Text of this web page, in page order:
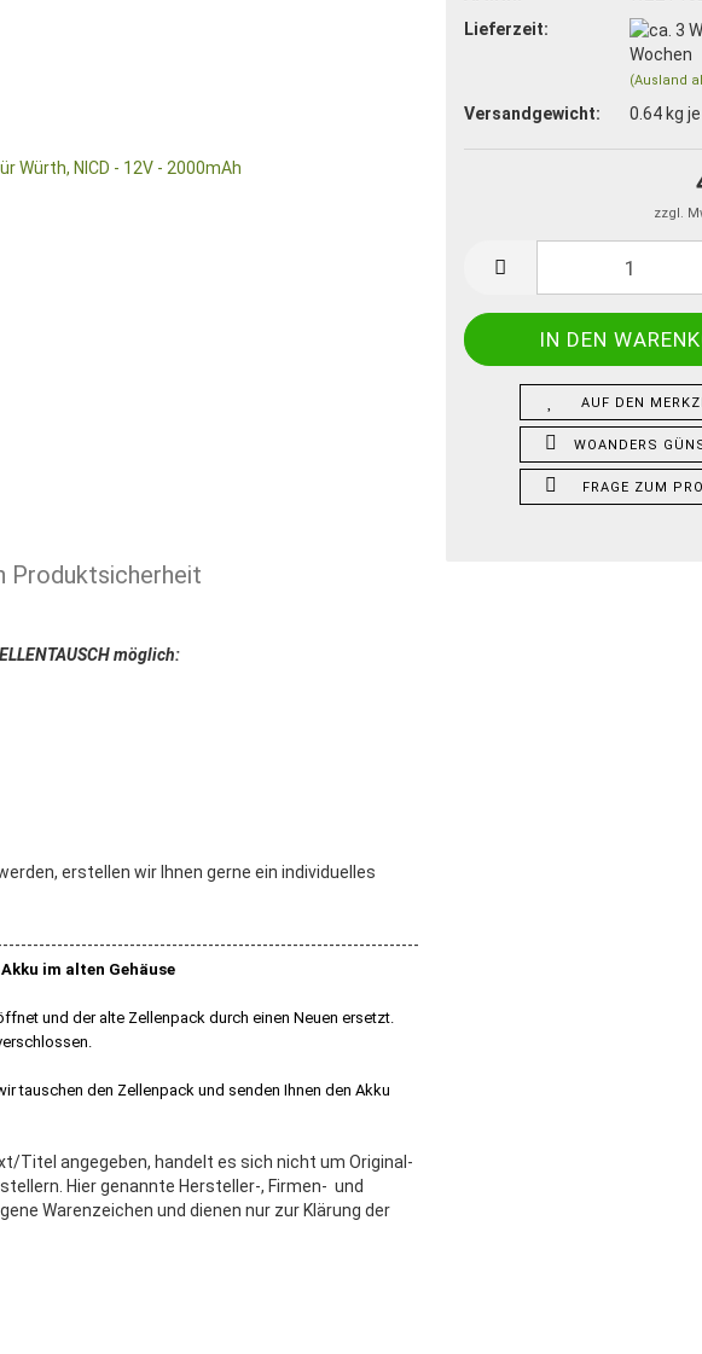
Lieferzeit:
Wochen
(Ausland
Versandgewicht: 0.64kg
zzgl.
AUF DEN
WOANDERS
FRAGE ZUM
Produktsicherheit
möglich:
erstellen wir Ihnen gerne ein individuelles
im alten Gehäuse
und der alte Zellenpack durch einen Neuen ersetzt.
tauschen den Zellenpack und senden Ihnen den Akku
Titel angegeben, handelt es sich nicht um Original-
Hier genannte Hersteller-, Firmen- und
Warenzeichen und dienen nur zur Klärung der